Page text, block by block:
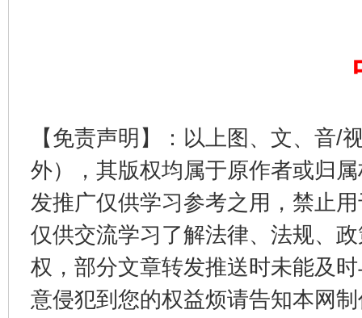
【免责声明】：以上图、文、音/
外），其版权均属于原作者或归
发推广仅供学习参考之用，禁止
仅供交流学习了解法律、法规、
权，部分文章转发推送时未能及
意侵犯到您的权益烦请告知本网